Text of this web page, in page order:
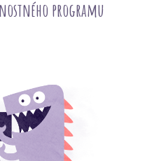
programu